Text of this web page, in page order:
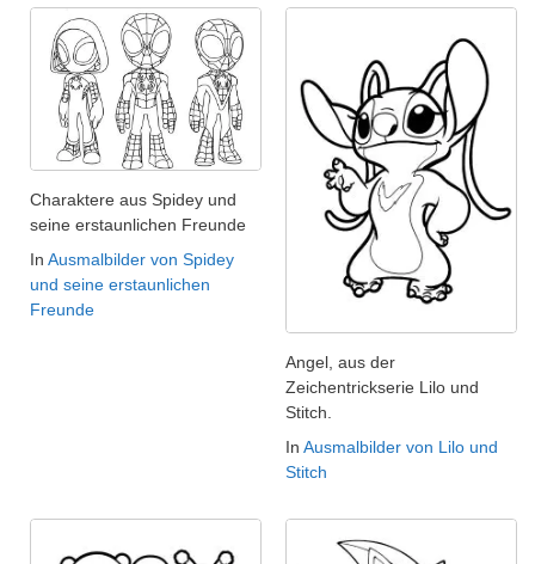
Charaktere aus Spidey und
seine erstaunlichen Freunde
In Ausmalbilder von Spidey
und seine erstaunlichen
Freunde
Angel, aus der
Zeichentrickserie Lilo und
Stitch.
In Ausmalbilder von Lilo und
Stitch